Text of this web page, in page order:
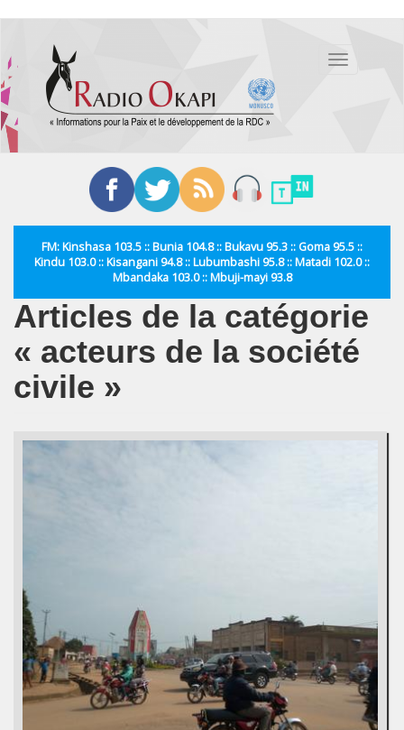
contenu
principal
Toggle
FM: Kinshasa 103.5 :: Bunia 104.8 :: Bukavu 95.3 :: Goma 95.5 ::
Kindu 103.0 :: Kisangani 94.8 :: Lubumbashi 95.8 :: Matadi 102.0 ::
Mbandaka 103.0 :: Mbuji-mayi 93.8
Articles de la catégorie
« acteurs de la société
civile »